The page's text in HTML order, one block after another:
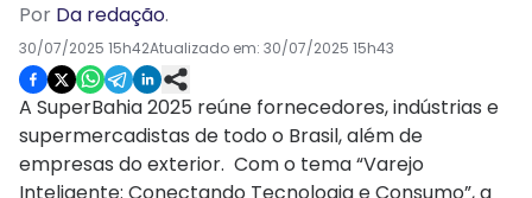
Por Da redação.
30/07/2025 15h42Atualizado em: 30/07/2025 15h43
A SuperBahia 2025 reúne fornecedores, indústrias e
supermercadistas de todo o Brasil, além de
empresas do exterior. Com o tema “Varejo